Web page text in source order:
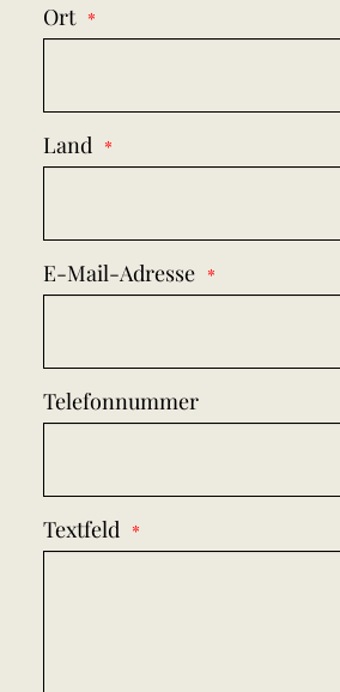
Ort
Land
E-Mail-Adresse
Telefonnummer
Textfeld